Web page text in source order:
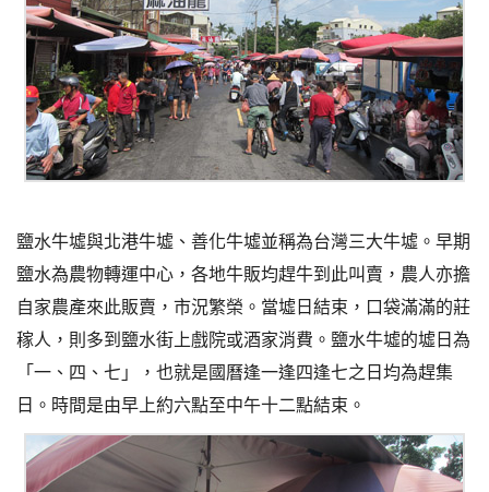
鹽水牛墟與北港牛墟 、 善化牛墟並稱為台灣三大牛墟 。早期
鹽水為農物轉運中心，各地牛販均趕牛到此叫賣，農人亦擔
自家農產來此販賣，市況繁榮。當墟日結束，口袋滿滿的莊
稼人，則多到鹽水街上戲院或酒家消費。 鹽水牛墟的墟日為
「一、四、七」
，也就是國曆逢一逢四逢七之日均為趕集
日。時間是由早上約六點至中午十二點結束。